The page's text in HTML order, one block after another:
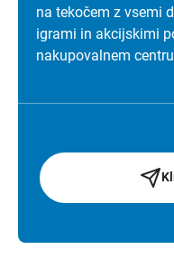
na tekočem z vsemi
igrami in akcijskimi
nakupovalnem